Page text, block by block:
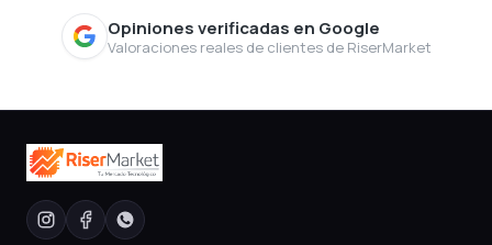
Opiniones verificadas en Google
Valoraciones reales de clientes de RiserMarket